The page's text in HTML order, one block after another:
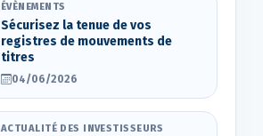
ÉVÈNEMENTS
Sécurisez la tenue de vos
registres de mouvements de
titres
04/06/2026
ACTUALITÉ DES INVESTISSEURS